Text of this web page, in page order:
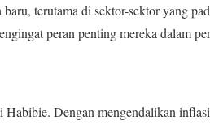
terutama di sektor-sektor yang
peran penting mereka dalam
Habibie. Dengan mengendalikan